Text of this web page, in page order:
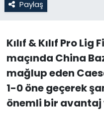
Paylaş
Kılıf & Kılıf Pro Lig
maçında China
mağlup eden
1-0 öne geçerek
önemli bir avantaj
Moda
Nöbetçi
Otomobil Dünyası